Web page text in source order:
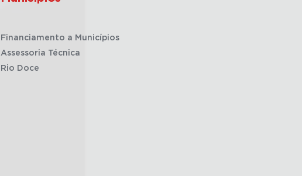
Financiamento a Municípios
Assessoria Técnica
Rio Doce